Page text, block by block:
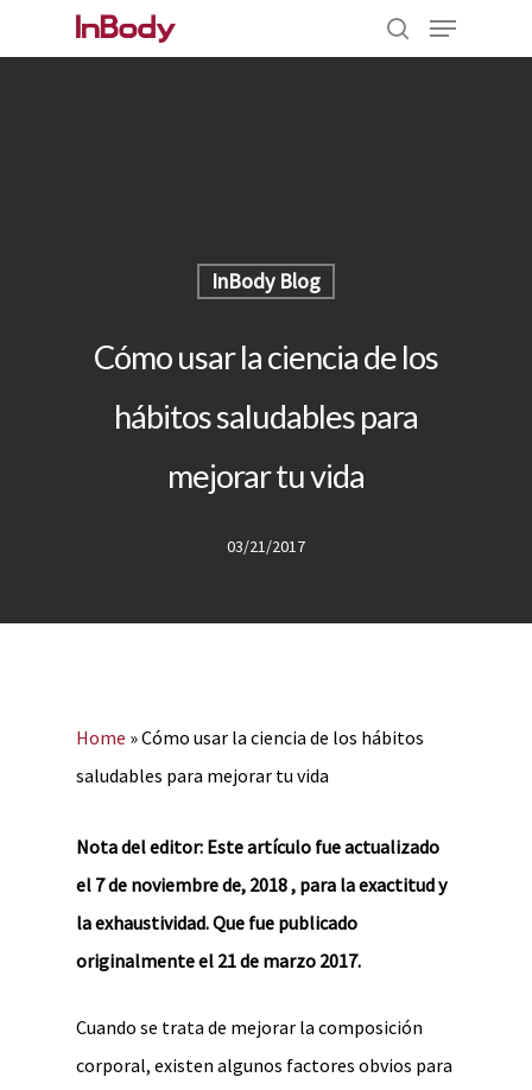
InBody Blog
Cómo usar la ciencia de los
hábitos saludables para
mejorar tu vida
03/21/2017
Home »Cómo usar la ciencia de los hábitos
saludables para mejorar tu vida
Nota del editor: Este artículo fue actualizado
el 7 de noviembre de, 2018 , para la exactitud y
la exhaustividad. Que fue publicado
originalmente el 21 de marzo 2017.
Cuando se trata de mejorar la composición
corporal, existen algunos factores obvios para